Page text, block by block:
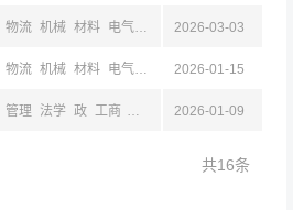
物流 机械 材料 电气 化工 矿
2026-03-03
物流 机械 材料 电气 化工 矿
2026-01-15
管理 法学 政 工商 地质 机械 地质 安全
2026-01-09
共16条